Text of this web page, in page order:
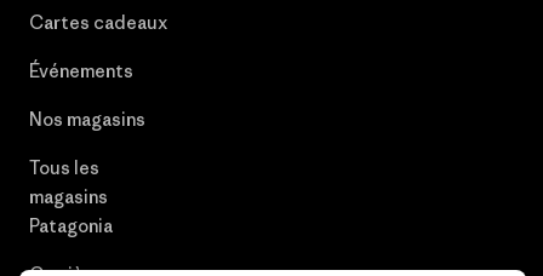
Cartes cadeaux
Événements
Nos magasins
Tous les
magasins
Patagonia